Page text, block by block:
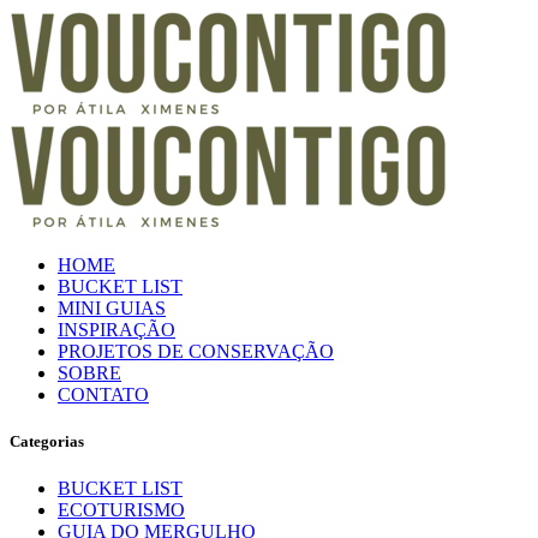
HOME
BUCKET LIST
MINI GUIAS
INSPIRAÇÃO
PROJETOS DE CONSERVAÇÃO
SOBRE
CONTATO
Categorias
BUCKET LIST
ECOTURISMO
GUIA DO MERGULHO